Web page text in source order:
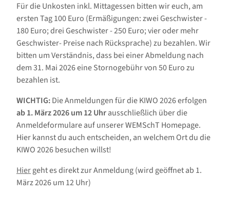
Für die Unkosten inkl. Mittagessen bitten wir euch, am
ersten Tag 100 Euro (Ermäßigungen: zwei Geschwister -
180 Euro; drei Geschwister - 250 Euro; vier oder mehr
Geschwister- Preise nach Rücksprache) zu bezahlen. Wir
bitten um Verständnis, dass bei einer Abmeldung nach
dem 31. Mai 2026 eine Stornogebühr von 50 Euro zu
bezahlen ist.
WICHTIG:Die Anmeldungen für die KIWO 2026 erfolgen
ab 1. März 2026 um 12 Uhrausschließlich über die
Anmeldeformulare auf unserer WEMSchT Homepage.
Hier kannst du auch entscheiden, an welchem Ort du die
KIWO 2026 besuchen willst!
Hiergeht es direkt zur Anmeldung (wird geöffnet ab 1.
März 2026 um 12 Uhr)